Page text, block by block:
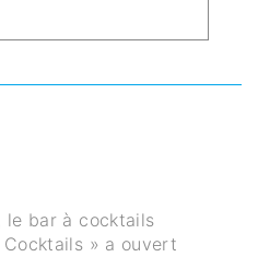
le bar à cocktails
» a ouvert